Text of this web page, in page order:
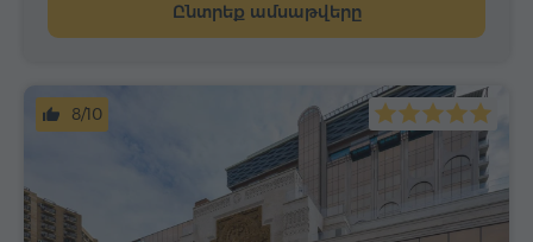
Ընտրեք ամսաթվերը
8/10